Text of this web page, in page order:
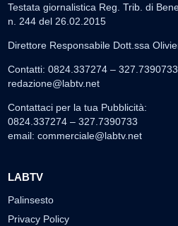
Testata giornalistica Reg. Trib. di
n. 244 del 26.02.2015
Direttore Responsabile Dott.ssa
Contatti: 0824.337274 – 327.7390733
redazione@labtv.net
Contattaci per la tua Pubblicità:
0824.337274 – 327.7390733
email: commerciale@labtv.net
LABTV
Palinsesto
Privacy Policy